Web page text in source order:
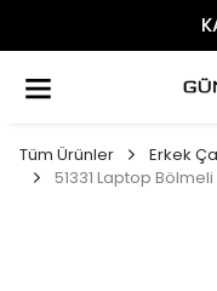
Tüm Ürünler
Erkek
51331 Laptop Bölmeli